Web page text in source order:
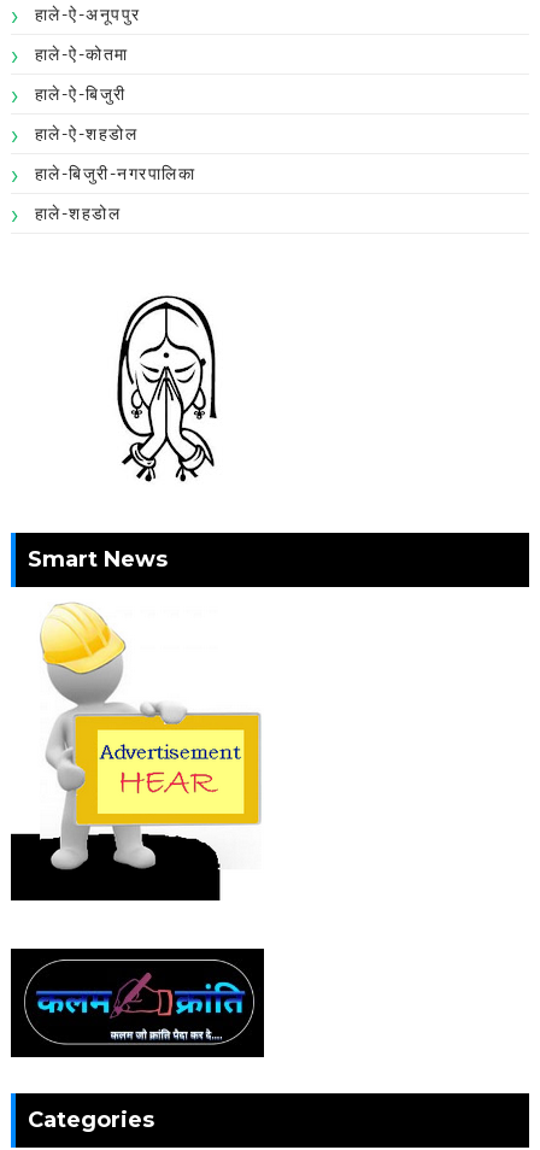
हाले-ऐ-अनूपपुर
हाले-ऐ-कोतमा
हाले-ऐ-बिजुरी
हाले-ऐ-शहडोल
हाले-बिजुरी-नगरपालिका
हाले-शहडोल
Smart News
Categories